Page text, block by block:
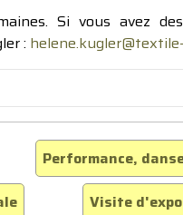
Si vous avez
:
Performance,
Visite